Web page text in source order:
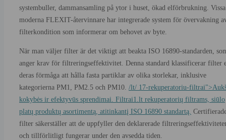
systembuller, dammansamling på ytor i huset, ökad elförbrukning. Vissa
moderna FLEXIT-återvinnare har integrerade system för övervakning
filterkondition som informerar om behovet av byte.
När man väljer filter är det viktigt att beakta ISO 16890-standarden,
anger krav för filtreringseffektivitet. Denna standard klassificerar filter
deras förmåga att hålla fasta partiklar av olika storlekar, inklusive
kategorierna PM1, PM2.5 och PM10. /lt/ 17-rekuperatoriu-
kokybės ir efektyvūs sprendimai. Filtrai1.lt rekuperatorių filtrams, siūlo
platų produktų asortimentą, atitinkantį ISO 16890 standartą.
filter säkerställer att de uppfyller den deklarerade
och tillförlitligt fungerar under den avsedda tiden.